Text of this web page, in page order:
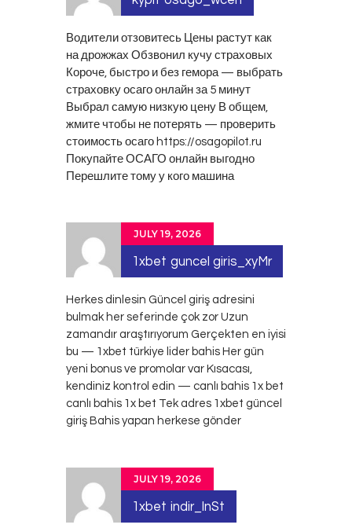
Водители отзовитесь Цены растут как
на дрожжах Обзвонил кучу страховых
Короче, быстро и без гемора — выбрать
страховку осаго онлайн за 5 минут
Выбрал самую низкую цену В общем,
жмите чтобы не потерять — проверить
стоимость осаго https://osagopilot.ru
Покупайте ОСАГО онлайн выгодно
Перешлите тому у кого машина
JULY 19, 2026
1xbet guncel giris_xyMr
Herkes dinlesin Güncel giriş adresini
bulmak her seferinde çok zor Uzun
zamandır araştırıyorum Gerçekten en iyisi
bu — 1xbet türkiye lider bahis Her gün
yeni bonus ve promolar var Kısacası,
kendiniz kontrol edin — canlı bahis 1x bet
canlı bahis 1x bet Tek adres 1xbet güncel
giriş Bahis yapan herkese gönder
JULY 19, 2026
1xbet indir_lnSt